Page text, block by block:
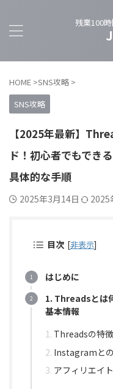
残業100
HOME >SNS攻略 >
SNS攻略
【2025年最新】
ド！初心者でもでき
具体的な手順
2025年3月14日 2025
目次 [非表示]
はじめに
1. Threadsとは
基本情報
Threadsの特
Instagramと
アフィリエイ